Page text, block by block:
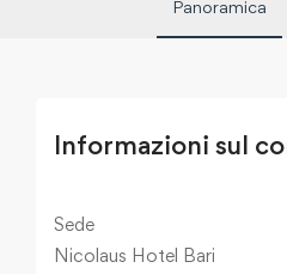
Panoramica
Informazioni sul
Sede
Nicolaus Hotel Bari